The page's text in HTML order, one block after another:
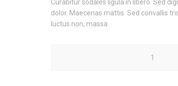
Curabitur sodales ligula in libero. Sed
dolor. Maecenas mattis. Sed convallis
luctus non, massa.